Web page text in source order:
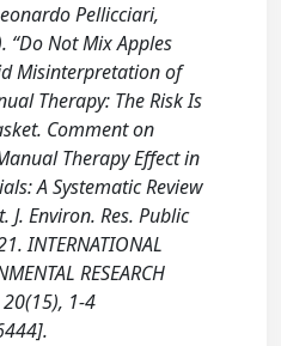
Pellicciari,
“Do Not Mix Apples
Misinterpretation of
Therapy: The Risk Is
Comment on
Therapy Effect in
A Systematic Review
Environ. Res. Public
INTERNATIONAL
RESEARCH
20(15), 1-4